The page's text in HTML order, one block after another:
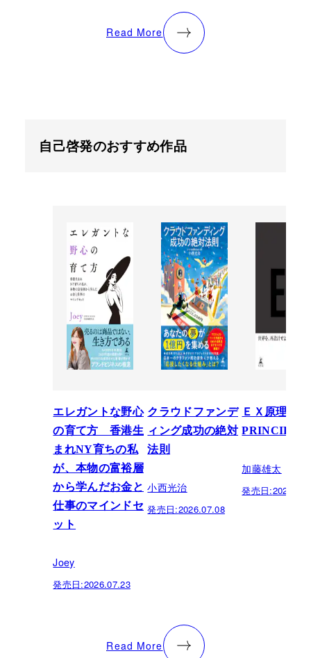
Read More
自己啓発のおすすめ作品
エレガントな野心
の育て方 香港生
まれNY育ちの私
が、本物の富裕層
から学んだお金と
仕事のマインドセ
ット
Joey
発売日:2026.07.23
クラウドファンデ
ィング成功の絶対
法則
小西光治
発売日:2026.07.08
ＥＸ原理
PRINCIPLE
加藤雄太
発売日:
Read More